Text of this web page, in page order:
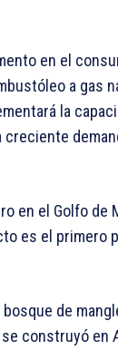
en el
a gas
la
en el Golfo de
es el primero
de
construyó en